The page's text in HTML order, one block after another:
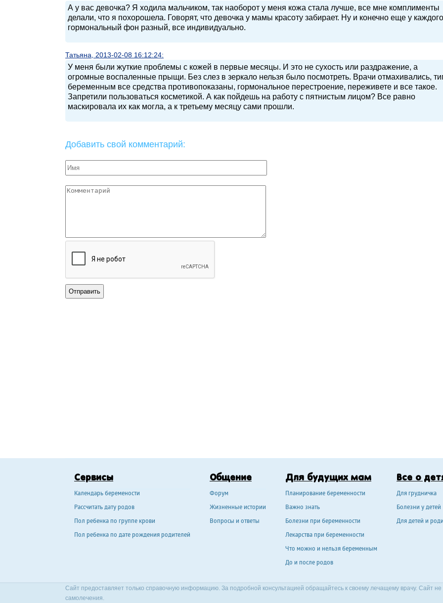
А у вас девочка? Я ходила мальчиком, так наоборот у меня кожа стала лучше, все мне комплименты
делали, что я похорошела. Говорят, что девочка у мамы красоту забирает. Ну и конечно еще у каждого
гормональный фон разный, все индивидуально.
Татьяна, 2013-02-08 16:12:24:
У меня были жуткие проблемы с кожей в первые месяцы. И это не сухость или раздражение, а
огромные воспаленные прыщи. Без слез в зеркало нельзя было посмотреть. Врачи отмахивались,
беременным все средства противопоказаны, гормональное перестроение, переживете и все такое.
Запретили пользоваться косметикой. А как пойдешь на работу с пятнистым лицом? Все равно
маскировала их как могла, а к третьему месяцу сами прошли.
Добавить свой комментарий:
Сервисы
Календарь беремености
Рассчитать дату родов
Пол ребенка по группе крови
Пол ребенка по дате рождения родителей
Общение
Форум
Жизненные истории
Вопросы и ответы
Для будущих мам
Планирование беременности
Важно знать
Болезни при беременности
Лекарства при беременности
Что можно и нельзя беременным
До и после родов
Все о
Для грудничка
Болезни у детей
Для детей и
Сайт предоставляет только справочную информацию. За подробной консультацией обращайтесь к своему лечащему врачу. Сайт
самолечения.